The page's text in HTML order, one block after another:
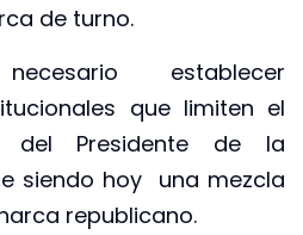
de turno.
establecer
que limiten el
del Presidente de la
siendo hoy una mezcla
republicano.